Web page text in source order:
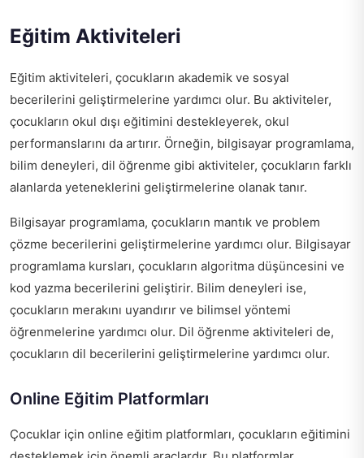
Eğitim Aktiviteleri
Eğitim aktiviteleri, çocukların akademik ve sosyal
becerilerini geliştirmelerine yardımcı olur. Bu aktiviteler,
çocukların okul dışı eğitimini destekleyerek, okul
performanslarını da artırır. Örneğin, bilgisayar programlama,
bilim deneyleri, dil öğrenme gibi aktiviteler, çocukların farklı
alanlarda yeteneklerini geliştirmelerine olanak tanır.
Bilgisayar programlama, çocukların mantık ve problem
çözme becerilerini geliştirmelerine yardımcı olur. Bilgisayar
programlama kursları, çocukların algoritma düşüncesini ve
kod yazma becerilerini geliştirir. Bilim deneyleri ise,
çocukların merakını uyandırır ve bilimsel yöntemi
öğrenmelerine yardımcı olur. Dil öğrenme aktiviteleri de,
çocukların dil becerilerini geliştirmelerine yardımcı olur.
Online Eğitim Platformları
Çocuklar için online eğitim platformları, çocukların eğitimini